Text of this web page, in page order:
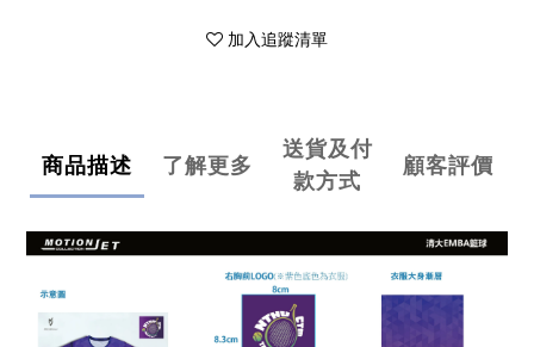
加入追蹤清單
商品描述 了解更多
送貨及付
款方式
顧客評價